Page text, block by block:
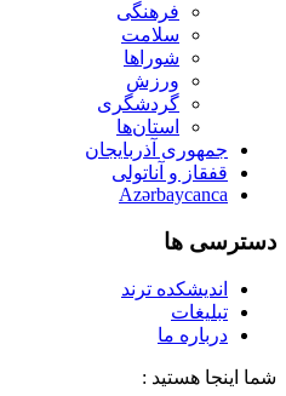
فرهنگی
سلامت
شوراها
ورزش
گردشگری
استان‌ها
جمهوری آذربایجان
قفقاز و آناتولی
Azərbaycanca
دسترسی ها
اندیشکده ترند
تبلیغات
درباره ما
شما اینجا هستید :